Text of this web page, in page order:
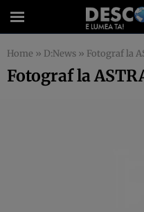
Home » D:News » Fotograf la
Fotograf la